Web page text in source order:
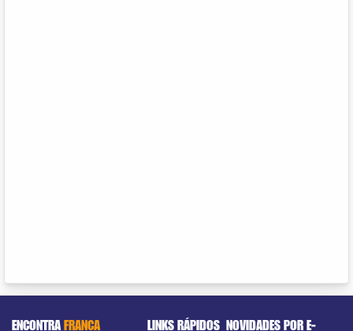
ENCONTRAFRANCA LINKS RÁPIDOS NOVIDADES POR E-